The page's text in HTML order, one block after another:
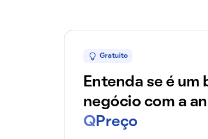
Gratuito
Entenda se é um
negócio com a
Q Preço